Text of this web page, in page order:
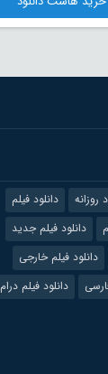
روزانه
دانلود فیلم
دانلود فیلم جدید
دانلود فیلم خارجی
دانلود فیلم درام